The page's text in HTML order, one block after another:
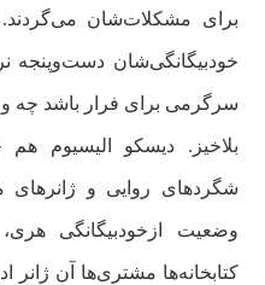
برای مشکلات‌شان می‌گردند.
خودبیگانگی‌شان دست‌وپنجه
سرگرمی برای فرار باشد چه
بلاخیز. دیسکو الیسیوم
شگردهای روایی و
وضعیت ازخودبیگانگی هری،
کتابخانه‌ها مشتری‌ها آن ژانر